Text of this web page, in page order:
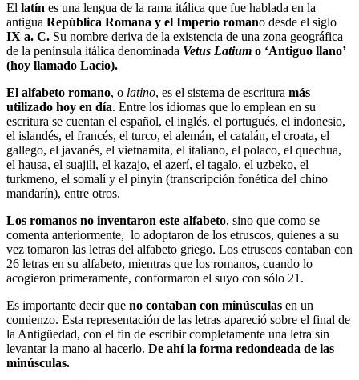
El latín es una lengua de la rama itálica que fue hablada en la
antigua República Romana y el Imperio romano desde el siglo
IX a. C. Su nombre deriva de la existencia de una zona geográfica
de la península itálica denominada Vetus Latium o ‘Antiguo llano’
(hoy llamado Lacio).
El alfabeto romano, o latino, es el sistema de escritura más
utilizado hoy en día. Entre los idiomas que lo emplean en su
escritura se cuentan el español, el inglés, el portugués, el indonesio,
el islandés, el francés, el turco, el alemán, el catalán, el croata, el
gallego, el javanés, el vietnamita, el italiano, el polaco, el quechua,
el hausa, el suajili, el kazajo, el azerí, el tagalo, el uzbeko, el
turkmeno, el somalí y el pinyin (transcripción fonética del chino
mandarín), entre otros.
Los romanos no inventaron este alfabeto, sino que como se
comenta anteriormente, lo adoptaron de los etruscos, quienes a su
vez tomaron las letras del alfabeto griego. Los etruscos contaban con
26 letras en su alfabeto, mientras que los romanos, cuando lo
acogieron primeramente, conformaron el suyo con sólo 21.
Es importante decir que no contaban con minúsculas en un
comienzo. Esta representación de las letras apareció sobre el final de
la Antigüedad, con el fin de escribir completamente una letra sin
levantar la mano al hacerlo. De ahí la forma redondeada de las
minúsculas.